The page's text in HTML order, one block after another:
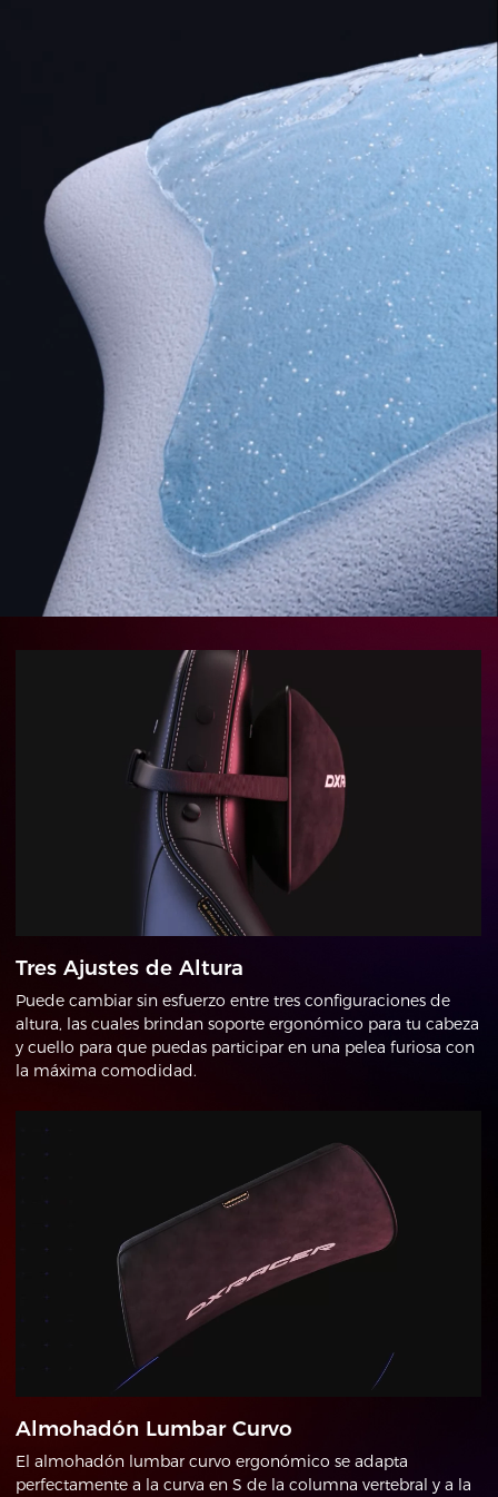
Tres Ajustes de Altura
Puede cambiar sin esfuerzo entre tres configuraciones de
altura, las cuales brindan soporte ergonómico para tu cabeza
y cuello para que puedas participar en una pelea furiosa con
la máxima comodidad.
Almohadón Lumbar Curvo
El almohadón lumbar curvo ergonómico se adapta
perfectamente a la curva en S de la columna vertebral y a la